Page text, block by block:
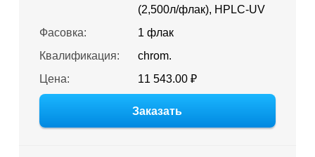
(2,500л/флак), HPLC-UV
Фасовка:
1 флак
Квалификация:
chrom.
Цена:
11 543.00 ₽
Заказать